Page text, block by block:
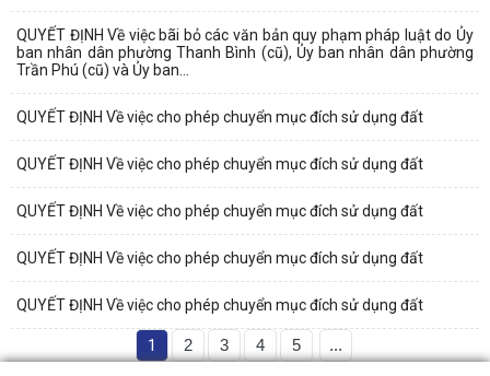
QUYẾT ĐỊNH Về việc bãi bỏ các văn bản quy phạm pháp luật do Ủy
ban nhân dân phường Thanh Bình (cũ), Ủy ban nhân dân phường
Trần Phú (cũ) và Ủy ban...
QUYẾT ĐỊNH Về việc cho phép chuyển mục đích sử dụng đất
QUYẾT ĐỊNH Về việc cho phép chuyển mục đích sử dụng đất
QUYẾT ĐỊNH Về việc cho phép chuyển mục đích sử dụng đất
QUYẾT ĐỊNH Về việc cho phép chuyển mục đích sử dụng đất
QUYẾT ĐỊNH Về việc cho phép chuyển mục đích sử dụng đất
1 2 3 4 5 ...